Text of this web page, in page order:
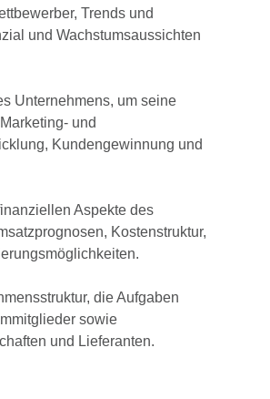
Trends und
und Wachstumsaussichten
Unternehmens, um seine
und
Kundengewinnung und
Aspekte des
Kostenstruktur,
die Aufgaben
sowie
und Lieferanten.